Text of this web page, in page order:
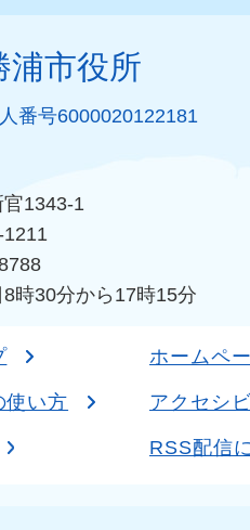
浦市役所
番号6000020122181
1343-1
1211
時30分から17時15分
ホームペ
使い方 アクセシ
RSS配信